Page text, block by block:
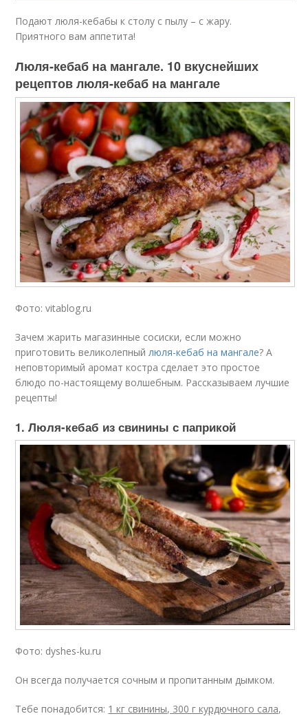
Подают люля-кебабы к столу с пылу – с жару.
Приятного вам аппетита!
Люля-кебаб на мангале. 10 вкуснейших
рецептов люля-кебаб на мангале
Фото: vitablog.ru
Зачем жарить магазинные сосиски, если можно
приготовить великолепныйлюля-кебаб на мангале? А
неповторимый аромат костра сделает это простое
блюдо по-настоящему волшебным. Рассказываем лучшие
рецепты!
1. Люля-кебаб из свинины с паприкой
Фото: dyshes-ku.ru
Он всегда получается сочным и пропитанным дымком.
Тебе понадобится: 1 кг свинины, 300 г курдючного сала,